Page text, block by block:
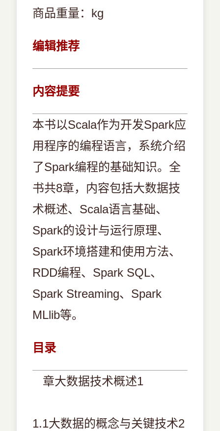
商品重量：kg
编辑推荐
内容提要
本书以Scala作为开发Spark应
用程序的编程语言，系统介绍
了Spark编程的基础知识。全
书共8章，内容包括大数据技
术概述、Scala语言基础、
Spark的设计与运行原理、
Spark环境搭建和使用方法、
RDD编程、Spark SQL、
Spark Streaming、Spark
MLlib等。
目录
章大数据技术概述1
1.1大数据的概念与关键技术2